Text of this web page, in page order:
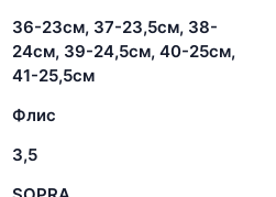
36-23см, 37-23,5см, 38-
24см, 39-24,5см, 40-25см,
41-25,5см
Флис
3,5